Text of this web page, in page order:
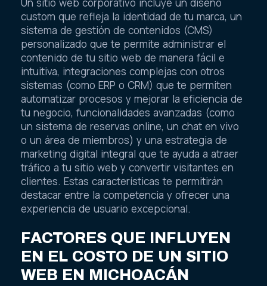
custom que refleja la identidad de tu marca, un
sistema de gestión de contenidos (CMS)
personalizado que te permite administrar el
contenido de tu sitio web de manera fácil e
intuitiva, integraciones complejas con otros
sistemas (como ERP o CRM) que te permiten
automatizar procesos y mejorar la eficiencia de
tu negocio, funcionalidades avanzadas (como
un sistema de reservas online, un chat en vivo
o un área de miembros) y una estrategia de
marketing digital integral que te ayuda a atraer
tráfico a tu sitio web y convertir visitantes en
clientes. Estas características te permitirán
destacar entre la competencia y ofrecer una
experiencia de usuario excepcional.
FACTORES QUE INFLUYEN
EN EL COSTO DE UN SITIO
WEB EN MICHOACÁN